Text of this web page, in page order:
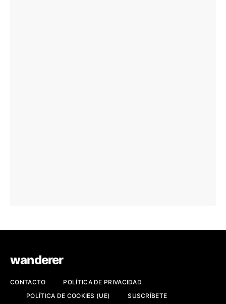
wanderer
CONTACTO
POLÍTICA DE PRIVACIDAD
POLÍTICA DE COOKIES (UE)
SUSCRÍBETE